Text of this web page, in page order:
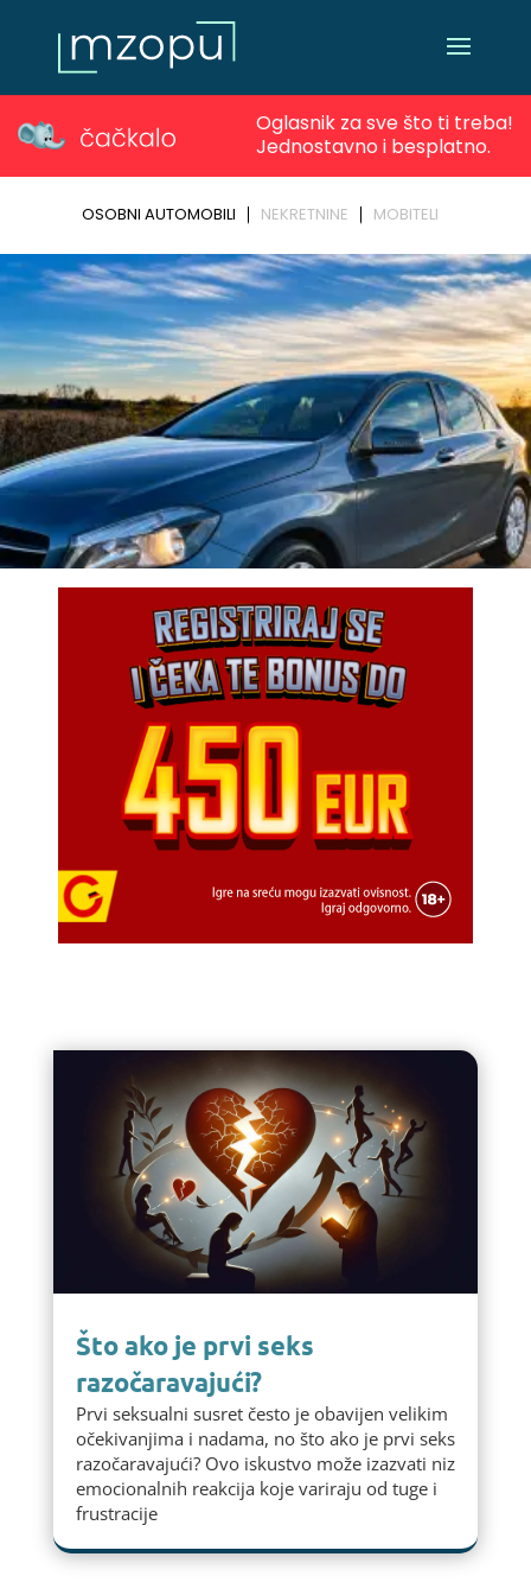
Što ako je prvi seks
razočaravajući?
Prvi seksualni susret često je obavijen velikim
očekivanjima i nadama, no što ako je prvi seks
razočaravajući? Ovo iskustvo može izazvati niz
emocionalnih reakcija koje variraju od tuge i
frustracije